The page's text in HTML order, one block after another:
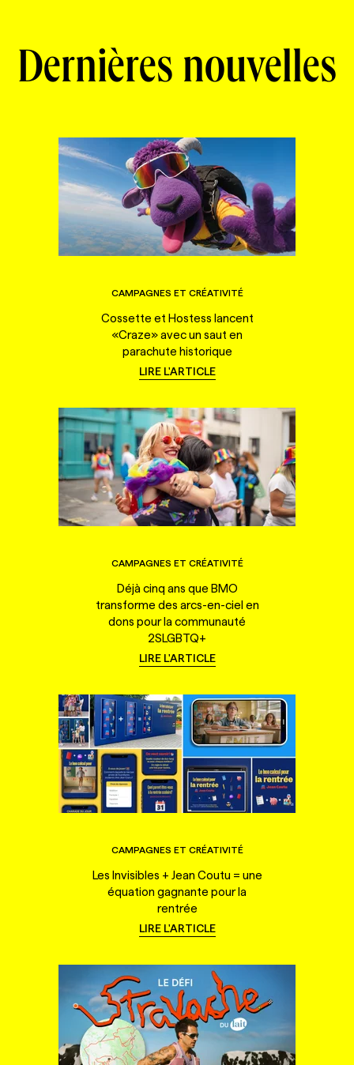
Dernières nouvelles
CAMPAGNES ET CRÉATIVITÉ
Cossette et Hostess lancent
«Craze» avec un saut en
parachute historique
LIRE L'ARTICLE
CAMPAGNES ET CRÉATIVITÉ
Déjà cinq ans que BMO
transforme des arcs-en-ciel en
dons pour la communauté
2SLGBTQ+
LIRE L'ARTICLE
CAMPAGNES ET CRÉATIVITÉ
Les Invisibles + Jean Coutu = une
équation gagnante pour la
rentrée
LIRE L'ARTICLE